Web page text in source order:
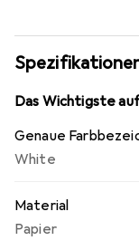
und zu montieren.
Das Wichtigste
Genaue
White
Material
Papier